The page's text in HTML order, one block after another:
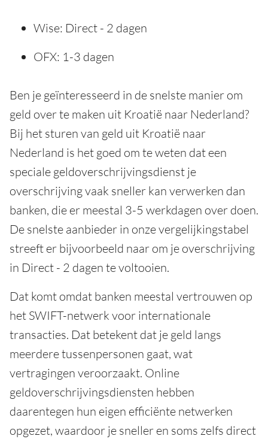
Wise: Direct - 2 dagen
OFX: 1-3 dagen
Ben je geïnteresseerd in de snelste manier om
geld over te maken uit Kroatië naar Nederland?
Bij het sturen van geld uit Kroatië naar
Nederland is het goed om te weten dat een
speciale geldoverschrijvingsdienst je
overschrijving vaak sneller kan verwerken dan
banken, die er meestal 3-5 werkdagen over doen.
De snelste aanbieder in onze vergelijkingstabel
streeft er bijvoorbeeld naar om je overschrijving
in Direct - 2 dagen te voltooien.
Dat komt omdat banken meestal vertrouwen op
het SWIFT-netwerk voor internationale
transacties. Dat betekent dat je geld langs
meerdere tussenpersonen gaat, wat
vertragingen veroorzaakt. Online
geldoverschrijvingsdiensten hebben
daarentegen hun eigen efficiënte netwerken
opgezet, waardoor je sneller en soms zelfs direct